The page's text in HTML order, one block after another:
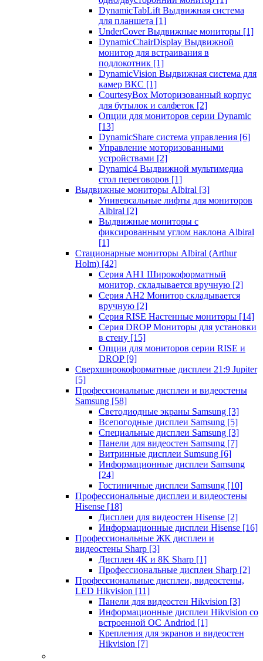
DynamicTabLift Выдвижная система
для планшета [1]
UnderCover Выдвижные мониторы [1]
DynamicChairDisplay Выдвижной
монитор для встраивания в
подлокотник [1]
DynamicVision Выдвижная система для
камер ВКС [1]
CourtesyBox Моторизованный корпус
для бутылок и салфеток [2]
Опции для мониторов серии Dynamic
[13]
DynamicShare система управления [6]
Управление моторизованными
устройствами [2]
Dynamic4 Выдвижной мультимедиа
стол переговоров [1]
Выдвижные мониторы Albiral [3]
Универсальные лифты для мониторов
Albiral [2]
Выдвижные мониторы с
фиксированным углом наклона Albiral
[1]
Стационарные мониторы Albiral (Arthur
Holm) [42]
Серия AH1 Широкоформатный
монитор, складывается вручную [2]
Серия AH2 Монитор складывается
вручную [2]
Серия RISE Настенные мониторы [14]
Серия DROP Мониторы для установки
в стену [15]
Опции для мониторов серии RISE и
DROP [9]
Сверхширокоформатные дисплеи 21:9 Jupiter
[5]
Профессиональные дисплеи и видеостены
Samsung [58]
Светодиодные экраны Samsung [3]
Всепогодные дисплеи Samsung [5]
Специальные дисплеи Samsung [3]
Панели для видеостен Samsung [7]
Витринные дисплеи Sumsung [6]
Информационные дисплеи Samsung
[24]
Гостиничные дисплеи Samsung [10]
Профессиональные дисплеи и видеостены
Hisense [18]
Дисплеи для видеостен Hisense [2]
Информационные дисплеи Hisense [16]
Профессиональные ЖК дисплеи и
видеостены Sharp [3]
Дисплеи 4K и 8K Sharp [1]
Профессиональные дисплеи Sharp [2]
Профессиональные дисплеи, видеостены,
LED Hikvision [11]
Панели для видеостен Hikvision [3]
Информационные дисплеи Hikvision со
встроенной ОС Andriod [1]
Крепления для экранов и видеостен
Hikvision [7]